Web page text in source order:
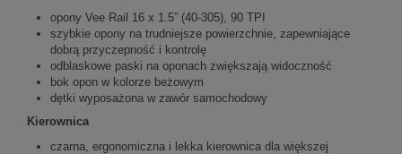
opony Vee Rail 16 x 1.5” (40-305), 90 TPI
szybkie opony na trudniejsze powierzchnie, zapewniające
dobrą przyczepność i kontrolę
odblaskowe paski na oponach zwiększają widoczność
bok opon w kolorze beżowym
dętki wyposażona w zawór samochodowy
Kierownica
czarna, ergonomiczna i lekka kierownica dla większej